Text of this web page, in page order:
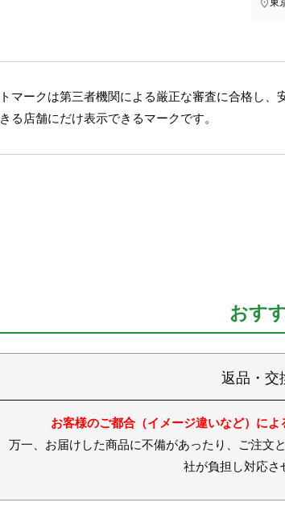
東
マークは第三者機関による厳正な審査に合格し、
る店舗にだけ表示できるマークです。
おす
返品・交
お客様のご都合（イメージ違いなど）によ
けした商品に不備があったり、ご注文と異
社が負担し対応さ